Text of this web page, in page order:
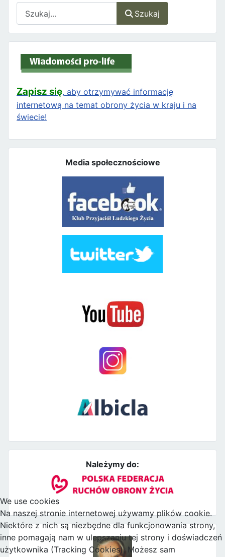
Szukaj
Zapisz się, aby otrzymywać informację
internetową na temat obrony życia w kraju i na
świecie!
Media społecznościowe
Należymy do:
We use cookies
Na naszej stronie internetowej używamy plików cookie.
Niektóre z nich są niezbędne dla funkcjonowania strony,
inne pomagają nam w ulepszaniu tej strony i doświadczeń
użytkownika (Tracking Cookies). Możesz sam